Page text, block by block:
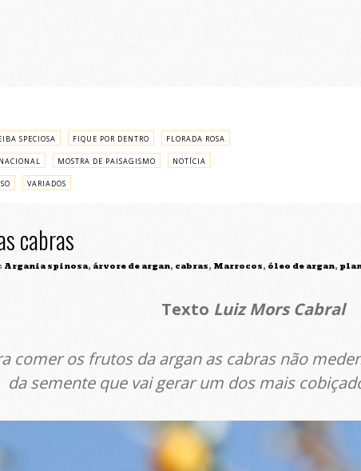
SPECIOSA FIQUE POR DENTRO FLORADA ROSA
MOSTRA DE PAISAGISMO NOTÍCIA
VARIADOS
cabras
Argania spinosa, árvore de argan, cabras, Marrocos, óleo de argan,
Texto Luiz Mors Cabral
comer os frutos da argan as cabras não
da semente que vai gerar um dos mais